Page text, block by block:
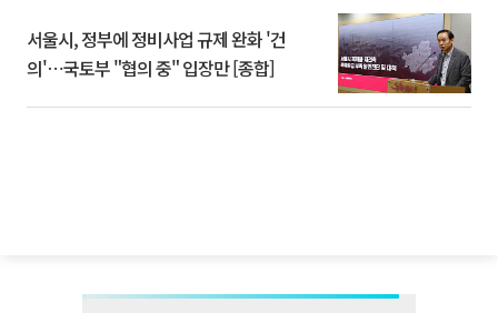
서울시, 정부에 정비사업 규제 완화 '건
의'⋯국토부 "협의 중" 입장만 [종합]